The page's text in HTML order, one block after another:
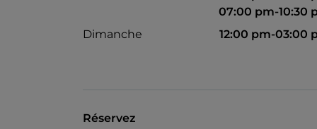
07:00 pm-10:30
Dimanche
12:00 pm-03:00
Réservez